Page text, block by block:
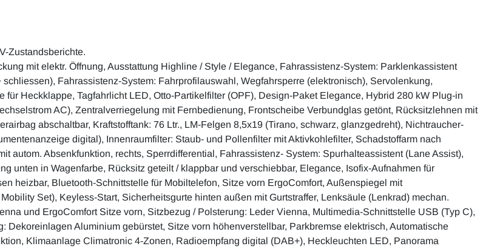
Zustandsberichte.
mit elektr. Öffnung, Ausstattung Highline / Style / Elegance, Fahrassistenz-System: Parklenkassistent
Fahrassistenz-System: Fahrprofilauswahl, Wegfahrsperre (elektronisch), Servolenkung,
Heckklappe, Tagfahrlicht LED, Otto-Partikelfilter (OPF), Design-Paket Elegance, Hybrid 280 kW Plug-in
AC), Zentralverriegelung mit Fernbedienung, Frontscheibe Verbundglas getönt, Rücksitzlehnen mit
abschaltbar, Kraftstofftank: 76 Ltr., LM-Felgen 8,5x19 (Tirano, schwarz, glanzgedreht), Nichtraucher-
digital), Innenraumfilter: Staub- und Pollenfilter mit Aktivkohlefilter, Schadstoffarm nach
autom. Absenkfunktion, rechts, Sperrdifferential, Fahrassistenz- System: Spurhalteassistent (Lane Assist),
unten in Wagenfarbe, Rücksitz geteilt / klappbar und verschiebbar, Elegance, Isofix-Aufnahmen für
heizbar, Bluetooth-Schnittstelle für Mobiltelefon, Sitze vorn ErgoComfort, Außenspiegel mit
Set), Keyless-Start, Sicherheitsgurte hinten außen mit Gurtstraffer, Lenksäule (Lenkrad) mechan.
und ErgoComfort Sitze vorn, Sitzbezug / Polsterung: Leder Vienna, Multimedia-Schnittstelle USB (Typ C),
Dekoreinlagen Aluminium gebürstet, Sitze vorn höhenverstellbar, Parkbremse elektrisch, Automatische
Klimaanlage Climatronic 4-Zonen, Radioempfang digital (DAB+), Heckleuchten LED, Panorama